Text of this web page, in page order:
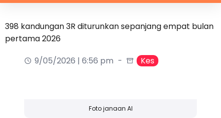
398 kandungan 3R diturunkan sepanjang empat bulan
pertama 2026
9/05/2026 | 6:56 pm
Kes
Foto janaan AI